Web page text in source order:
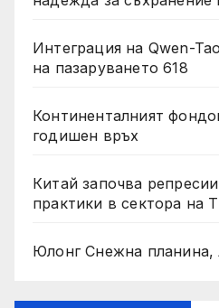
Интеграция на Qwen-
на пазаруването 618
Континенталният
годишен връх
Китай започва
практики в сектора на
Юлонг Снежна